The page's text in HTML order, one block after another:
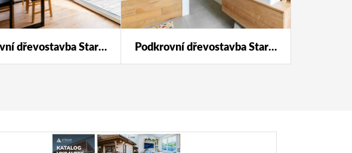
Podkrovní dřevostavba Star 123 s individuálními úpravami. Podkrovní dřevostavba Star 123 s individuálními úpravami.